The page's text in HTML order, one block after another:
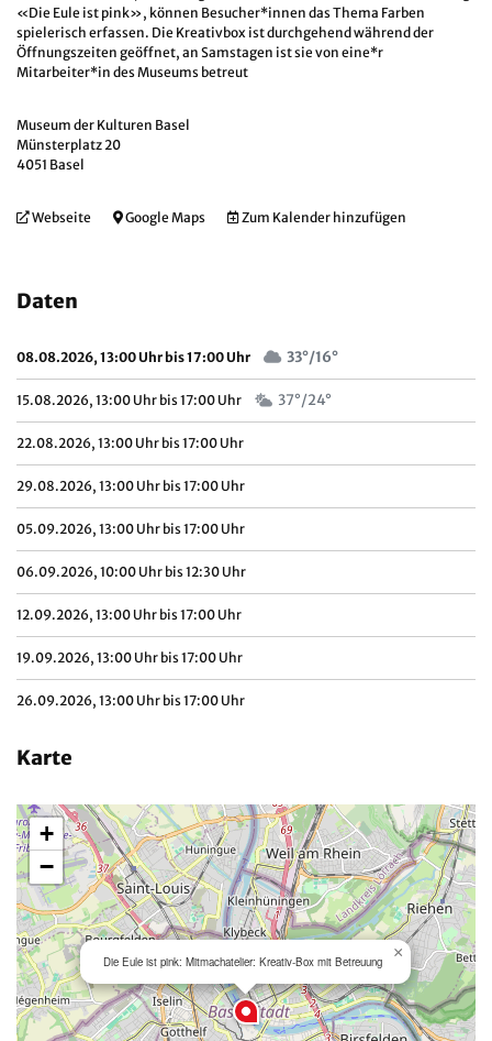
«Die Eule ist pink», können Besucher*innen das Thema Farben
spielerisch erfassen. Die Kreativbox ist durchgehend während der
Öffnungszeiten geöffnet, an Samstagen ist sie von eine*r
Mitarbeiter*in des Museums betreut
Museum der Kulturen Basel
Münsterplatz 20
4051 Basel
Webseite Google Maps Zum Kalender hinzufügen
Daten
08.08.2026, 13:00 Uhr bis 17:00 Uhr 33°/16°
15.08.2026, 13:00 Uhr bis 17:00 Uhr 37°/24°
22.08.2026, 13:00 Uhr bis 17:00 Uhr
29.08.2026, 13:00 Uhr bis 17:00 Uhr
05.09.2026, 13:00 Uhr bis 17:00 Uhr
06.09.2026, 10:00 Uhr bis 12:30 Uhr
12.09.2026, 13:00 Uhr bis 17:00 Uhr
19.09.2026, 13:00 Uhr bis 17:00 Uhr
26.09.2026, 13:00 Uhr bis 17:00 Uhr
Karte
Die Eule ist pink: Mitmachatelier: Kreativ-Box mit Betreuung ×
+
−